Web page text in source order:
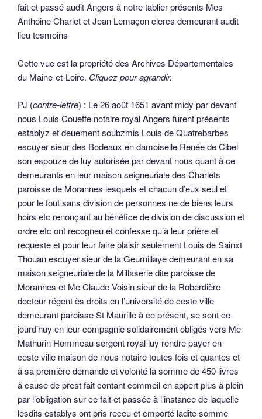
fait et passé audit Angers à notre tablier présents Mes
Anthoine Charlet et Jean Lemaçon clercs demeurant audit
lieu tesmoins
Cette vue est la propriété des Archives Départementales
du Maine-et-Loire. Cliquez pour agrandir.
PJ (contre-lettre) : Le 26 août 1651 avant midy par devant
nous Louis Coueffe notaire royal Angers furent présents
establyz et deuement soubzmis Louis de Quatrebarbes
escuyer sieur des Bodeaux en damoiselle Renée de Cibel
son espouze de luy autorisée par devant nous quant à ce
demeurants en leur maison seigneuriale des Charlets
paroisse de Morannes lesquels et chacun d’eux seul et
pour le tout sans division de personnes ne de biens leurs
hoirs etc renonçant au bénéfice de division de discussion et
ordre etc ont recogneu et confesse qu’à leur prière et
requeste et pour leur faire plaisir seulement Louis de Sainxt
Thouan escuyer sieur de la Geurnillaye demeurant en sa
maison seigneuriale de la Millaserie dite paroisse de
Morannes et Me Claude Voisin sieur de la Roberdière
docteur régent ès droits en l’université de ceste ville
demeurant paroisse St Maurille à ce présent, se sont ce
jourd’huy en leur compagnie solidairement obligés vers Me
Mathurin Hommeau sergent royal luy rendre payer en
ceste ville maison de nous notaire toutes fois et quantes et
à sa première demande et volonté la somme de 450 livres
à cause de prest fait contant commeil en appert plus à plein
par l’obligation sur ce fait et passée à l’instance de laquelle
lesdits establys ont pris receu et emporté ladite somme